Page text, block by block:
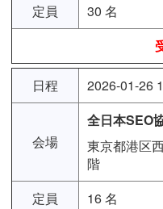
定員
30 名
日程 2026-01-26
会場
全日本SEO
東京都港区
階
定員
16 名